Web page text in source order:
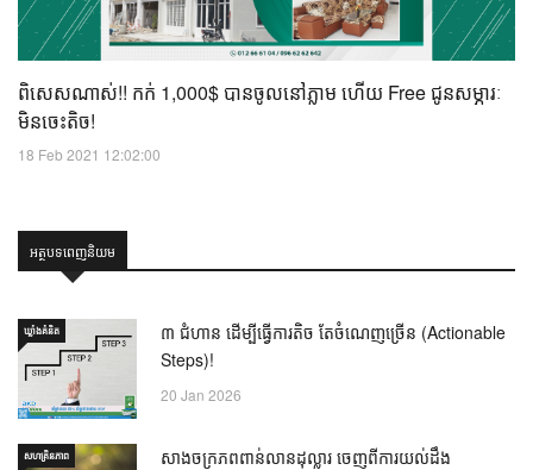
ពិសេសណាស់!! កក់ 1,000$ បានចូលនៅភ្លាម ហើយ Free ជូនសម្ភារៈ
មិនចេះតិច!
18 Feb 2021 12:02:00
អត្ថបទពេញនិយម
ឃ្លាំង​គំនិត
៣ ជំហាន ដើម្បីធ្វើការតិច តែចំណេញច្រើន (Actionable
Steps)!
20 Jan 2026
សហគ្រិនភាព
សាងចក្រភពពាន់លានដុល្លារ ចេញពីការយល់ដឹង